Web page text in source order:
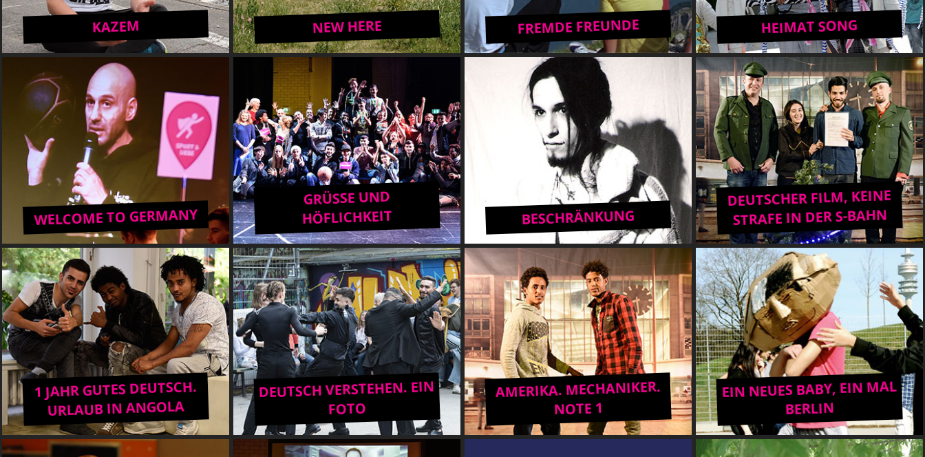
KAZEM NEW HERE FREMDE FREUNDE HEIMAT SONG
WELCOME TO GERMANY
GRÜSSE UND H
ÖFLICHKEIT BESCHRÄNKUNG
DEUTSCHER FILM, KEINE
STRAFE IN DER S-BAHN
1 JAHR GUTES DEUTSCH.
URLAUB IN ANGOLA
DEUTSCH VERSTEHEN. EIN
FOTO
AMERIKA. MECHANIKER.
NOTE 1
EIN NEUES BABY, EIN MAL
BERLIN